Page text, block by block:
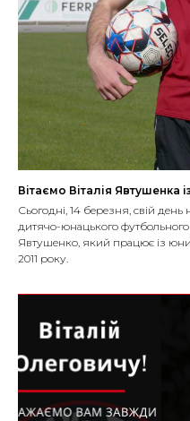
Вітаємо Віталія
Сьогодні, 14 березня, свій
дитячо-юнацького футбольного
Явтушенко, який працює із
2011 року.